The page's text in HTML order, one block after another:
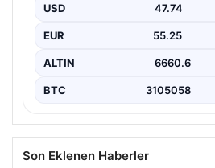
USD 47.74
EUR 55.25
ALTIN 6660.6
BTC 3105058
Son Eklenen Haberler